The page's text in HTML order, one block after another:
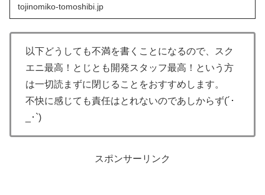
tojinomiko-tomoshibi.jp
以下どうしても不満を書くことになるので、スク
エニ最高！とじとも開発スタッフ最高！という方
は一切読まずに閉じることをおすすめします。
不快に感じても責任はとれないのであしからず(´･
_･`)
スポンサーリンク